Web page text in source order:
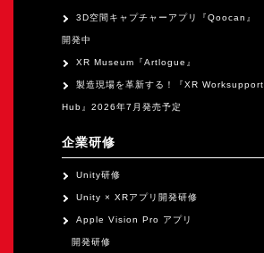
3D空間キャプチャーアプリ『Qoocan』
開発中
XR Museum『Artlogue』
製造現場を革新する！『XR Worksupport
Hub』2026年7月発売予定
企業研修
Unity研修
Unity × XRアプリ開発研修
Apple Vision Pro アプリ
開発研修